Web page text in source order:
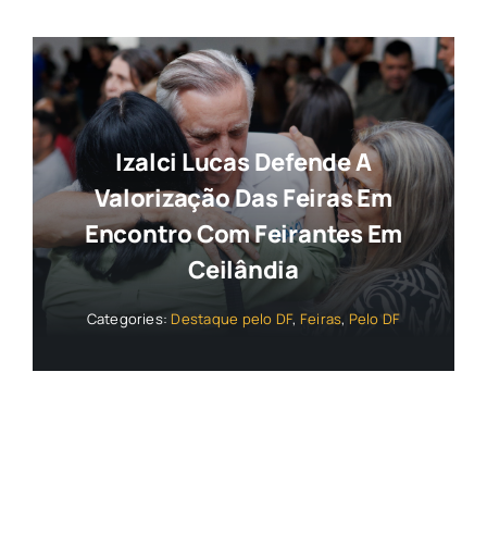
Izalci Lucas Defende A
Valorização Das Feiras Em
Encontro Com Feirantes Em
Ceilândia
Categories: Destaque pelo DF, Feiras, Pelo DF